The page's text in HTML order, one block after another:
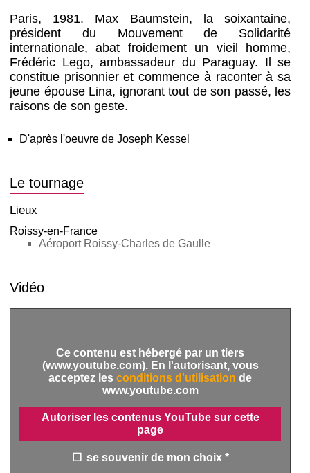
Paris, 1981. Max Baumstein, la soixantaine,
président du Mouvement de Solidarité
internationale, abat froidement un vieil homme,
Frédéric Lego, ambassadeur du Paraguay. Il se
constitue prisonnier et commence à raconter à sa
jeune épouse Lina, ignorant tout de son passé, les
raisons de son geste.
D'après l'oeuvre de Joseph Kessel
Le tournage
Lieux
Roissy-en-France
Aéroport Roissy-Charles de Gaulle
Vidéo
Ce contenu est hébergé par un tiers
(www.youtube.com). En l'autorisant, vous
acceptez les conditions d'utilisation de
www.youtube.com
Autoriser les contenus YouTube sur cette
page
se souvenir de mon choix *